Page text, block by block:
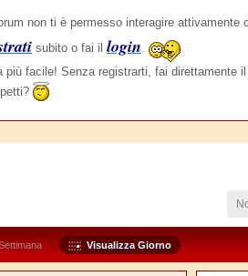
non ti è permesso interagire attivamente
subito o fai il login.
più facile! Senza registrarti, fai direttamente il
Visualizza Giorno